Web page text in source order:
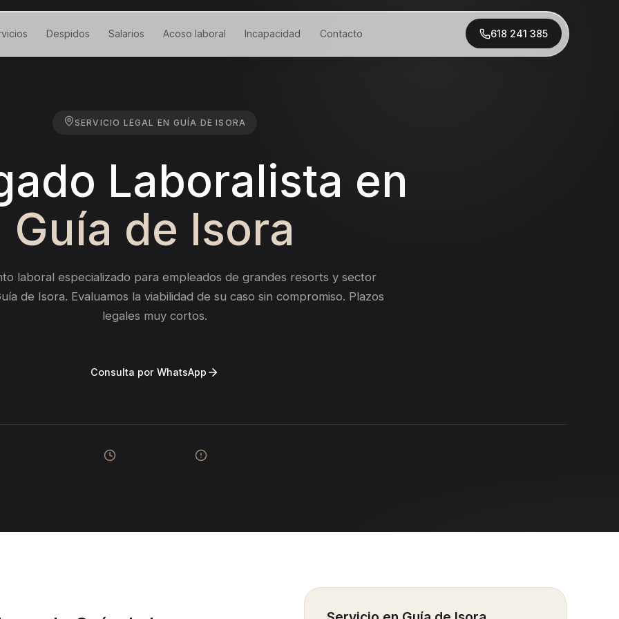
Despidos Salarios Acoso laboral Incapacidad Contacto 618 241 385
SERVICIO LEGAL EN GUÍA DE ISORA
Laboralista en
Guía de Isora
laboral especializado para empleados de grandes resorts y sector
de Isora. Evaluamos la viabilidad de su caso sin compromiso. Plazos
legales muy cortos.
Consulta por WhatsApp
Respuesta en 2h Plazo de Despido: 20 días